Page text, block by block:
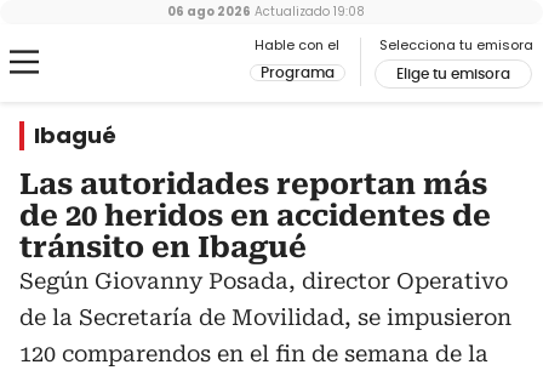
Hable con el
Programa
Selecciona tu emisora
Elige tu emisora
06 ago 2026 Actualizado 19:08
Ibagué
Las autoridades reportan más
de 20 heridos en accidentes de
tránsito en Ibagué
Según Giovanny Posada, director Operativo
de la Secretaría de Movilidad, se impusieron
120 comparendos en el fin de semana de la